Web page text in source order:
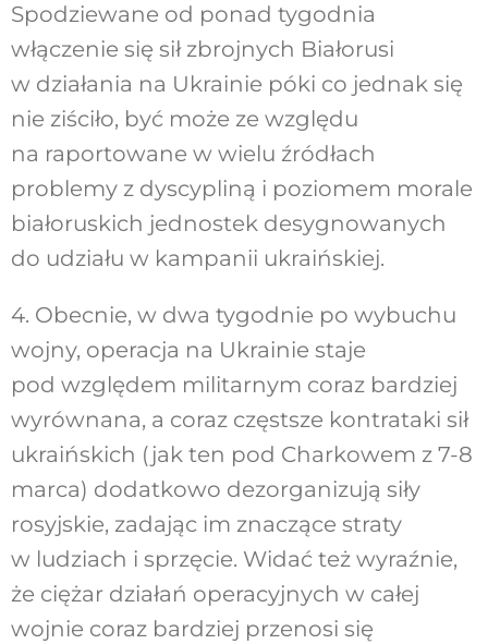
Spodziewane od ponad tygodnia
włączenie się sił zbrojnych Białorusi
w działania na Ukrainie póki co jednak się
nie ziściło, być może ze względu
na raportowane w wielu źródłach
problemy z dyscypliną i poziomem morale
białoruskich jednostek desygnowanych
do udziału w kampanii ukraińskiej.
4. Obecnie, w dwa tygodnie po wybuchu
wojny, operacja na Ukrainie staje
pod względem militarnym coraz bardziej
wyrównana, a coraz częstsze kontrataki sił
ukraińskich (jak ten pod Charkowem z 7-8
marca) dodatkowo dezorganizują siły
rosyjskie, zadając im znaczące straty
w ludziach i sprzęcie. Widać też wyraźnie,
że ciężar działań operacyjnych w całej
wojnie coraz bardziej przenosi się